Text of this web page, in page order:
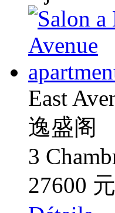
East
逸盛阁
3
27600 元